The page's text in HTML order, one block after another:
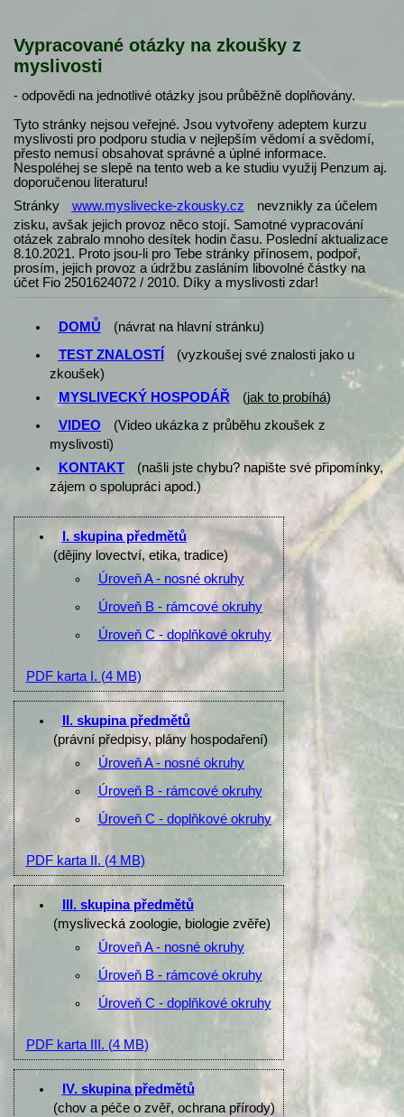
Vypracované otázky na zkoušky z
myslivosti
- odpovědi na jednotlivé otázky jsou průběžně doplňovány.
Tyto stránky nejsou veřejné. Jsou vytvořeny adeptem kurzu
myslivosti pro podporu studia v nejlepším vědomí a svědomí,
přesto nemusí obsahovat správné a úplné informace.
Nespoléhej se slepě na tento web a ke studiu využij Penzum aj.
doporučenou literaturu!
Stránky
www.myslivecke-zkousky.cz
nevznikly za účelem
zisku, avšak jejich provoz něco stojí. Samotné vypracování
otázek zabralo mnoho desítek hodin času. Poslední aktualizace
8.10.2021. Proto jsou-li pro Tebe stránky přínosem, podpoř,
prosím, jejich provoz a údržbu zasláním libovolné částky na
účet Fio 2501624072 / 2010. Díky a myslivosti zdar!
DOMŮ
(návrat na hlavní stránku)
TEST ZNALOSTÍ
(vyzkoušej své znalosti jako u
zkoušek)
MYSLIVECKÝ HOSPODÁŘ
(jak to probíhá)
VIDEO
(Video ukázka z průběhu zkoušek z
myslivosti)
KONTAKT
(našli jste chybu? napište své připomínky,
zájem o spolupráci apod.)
I. skupina předmětů
(dějiny lovectví, etika, tradice)
Úroveň A - nosné okruhy
Úroveň B - rámcové okruhy
Úroveň C - doplňkové okruhy
PDF karta I. (4 MB)
II. skupina předmětů
(právní předpisy, plány hospodaření)
Úroveň A - nosné okruhy
Úroveň B - rámcové okruhy
Úroveň C - doplňkové okruhy
PDF karta II. (4 MB)
III. skupina předmětů
(myslivecká zoologie, biologie zvěře)
Úroveň A - nosné okruhy
Úroveň B - rámcové okruhy
Úroveň C - doplňkové okruhy
PDF karta III. (4 MB)
IV. skupina předmětů
(chov a péče o zvěř, ochrana přírody)